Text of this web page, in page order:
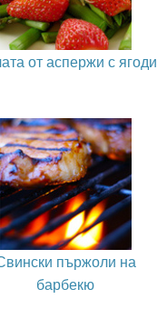
от аспержи с ягоди
пържоли на
барбекю